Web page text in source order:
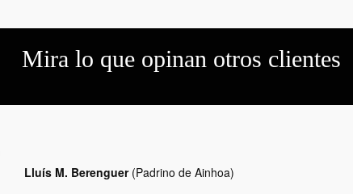
Mira lo que opinan otros clientes
Lluís M. Berenguer(Padrino de Ainhoa)